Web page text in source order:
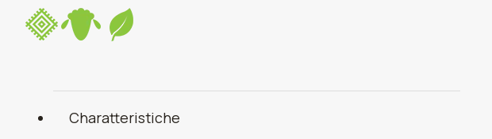
Charatteristiche